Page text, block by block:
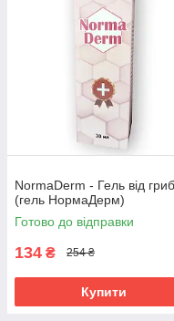
NormaDerm - Гель від
(гель НормаДерм)
Готово до відправки
134 ₴ 254 ₴
Купити